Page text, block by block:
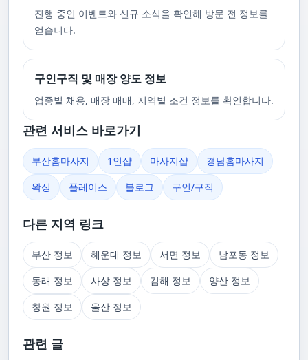
진행 중인 이벤트와 신규 소식을 확인해 방문 전 정보를
얻습니다.
구인구직 및 매장 양도 정보
업종별 채용, 매장 매매, 지역별 조건 정보를 확인합니다.
관련 서비스 바로가기
부산홈마사지 1인샵 마사지샵
경남홈마사지
왁싱
플레이스 블로그 구인/구직
다른 지역 링크
부산 정보 해운대 정보 서면 정보
남포동 정보
동래 정보
사상 정보 김해 정보
양산 정보
창원 정보
울산 정보
관련 글